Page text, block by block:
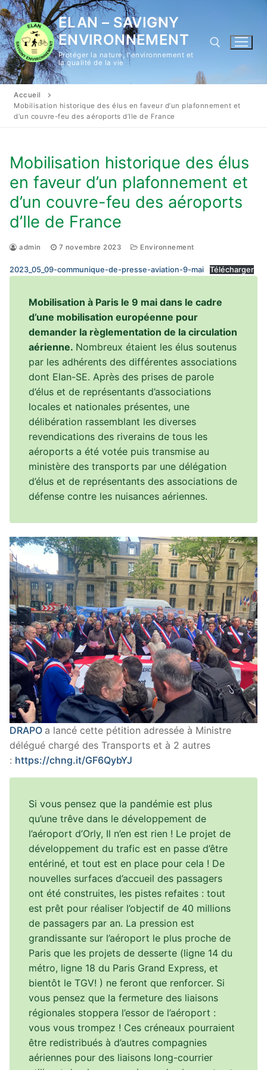
Aller
au
contenu
ELAN – SAVIGNY
ENVIRONNEMENT
Protéger la nature, l'environnement et
la qualité de la vie
Accueil
Mobilisation historique des élus en faveur d’un plafonnement et
d’un couvre-feu des aéroports d’Ile de France
Mobilisation historique des élus
en faveur d’un plafonnement et
d’un couvre-feu des aéroports
d’Ile de France
admin 7 novembre 2023 Environnement
2023_05_09-communique-de-presse-aviation-9-mai Télécharger
Mobilisation à Paris le 9 mai dans le cadre
d’une mobilisation européenne pour
demander la règlementation de la circulation
aérienne. Nombreux étaient les élus soutenus
par les adhérents des différentes associations
dont Elan-SE. Après des prises de parole
d’élus et de représentants d’associations
locales et nationales présentes, une
délibération rassemblant les diverses
revendications des riverains de tous les
aéroports a été votée puis transmise au
ministère des transports par une délégation
d’élus et de représentants des associations de
défense contre les nuisances aériennes.
DRAPO a lancé cette pétition adressée à Ministre
délégué chargé des Transports et à 2 autres
: https://chng.it/GF6QybYJ
Si vous pensez que la pandémie est plus
qu’une trêve dans le développement de
l’aéroport d’Orly, Il n’en est rien ! Le projet de
développement du trafic est en passe d’être
entériné, et tout est en place pour cela ! De
nouvelles surfaces d’accueil des passagers
ont été construites, les pistes refaites : tout
est prêt pour réaliser l’objectif de 40 millions
de passagers par an. La pression est
grandissante sur l’aéroport le plus proche de
Paris que les projets de desserte (ligne 14 du
métro, ligne 18 du Paris Grand Express, et
bientôt le TGV! ) ne feront que renforcer. Si
vous pensez que la fermeture des liaisons
régionales stoppera l’essor de l’aéroport :
vous vous trompez ! Ces créneaux pourraient
être redistribués à d’autres compagnies
aériennes pour des liaisons long-courrier